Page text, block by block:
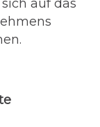
auf das